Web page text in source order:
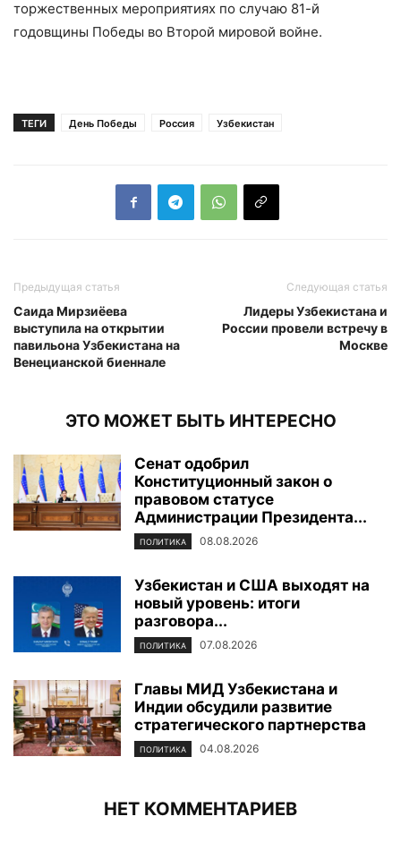
торжественных мероприятиях по случаю 81-й
годовщины Победы во Второй мировой войне.
ТЕГИ День Победы Россия Узбекистан
Предыдущая статья
Саида Мирзиёева
выступила на открытии
павильона Узбекистана на
Венецианской биеннале
Следующая статья
Лидеры Узбекистана и
России провели встречу в
Москве
ЭТО МОЖЕТ БЫТЬ ИНТЕРЕСНО
Сенат одобрил
Конституционный закон о
правовом статусе
Администрации Президента...
ПОЛИТИКА 08.08.2026
Узбекистан и США выходят на
новый уровень: итоги
разговора...
ПОЛИТИКА 07.08.2026
Главы МИД Узбекистана и
Индии обсудили развитие
стратегического партнерства
ПОЛИТИКА 04.08.2026
НЕТ КОММЕНТАРИЕВ